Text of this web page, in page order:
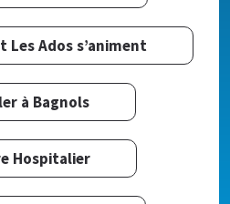
Les Ados s’animent
à Bagnols
Hospitalier